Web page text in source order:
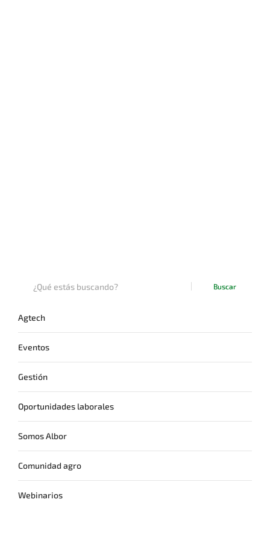
Buscar
Agtech
Eventos
Gestión
Oportunidades laborales
Somos Albor
Comunidad agro
Webinarios